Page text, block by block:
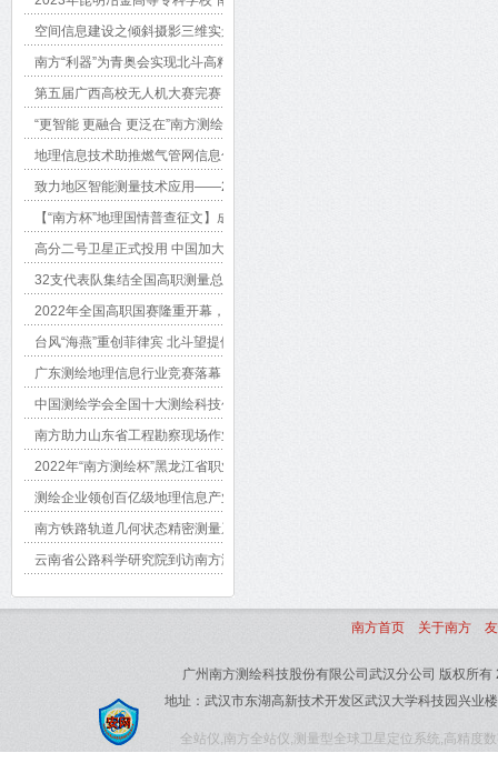
空间信息建设之倾斜摄影三维实景应用技术核心揭秘
南方“利器”为青奥会实现北斗高精度定位
第五届广西高校无人机大赛完赛，南方测绘3款软件大展身手
“更智能 更融合 更泛在”南方测绘2023青海用户大会
地理信息技术助推燃气管网信息化
致力地区智能测量技术应用——2020南方测绘用户地级会广东站圆满收
【“南方杯”地理国情普查征文】成如容易却艰辛
高分二号卫星正式投用 中国加大遥感卫星数据开放
32支代表队集结全国高职测量总决赛开幕式，1+X首考完成
2022年全国高职国赛隆重开幕，200余工程测量选手展开角逐
台风“海燕”重创菲律宾 北斗望提供减灾服务
广东测绘地理信息行业竞赛落幕，南方 SmartGIS Survey助参赛选手取得佳绩
中国测绘学会全国十大测绘科技创新人物评选结果公告
南方助力山东省工程勘察现场作业从业资格培训
2022年“南方测绘杯”黑龙江省职业院校技能大赛暨国赛选拔赛圆满结束
测绘企业领创百亿级地理信息产业园
南方铁路轨道几何状态精密测量系统获中国专利奖
云南省公路科学研究院到访南方测绘昆明分公司考察交流
南方首页 关于南方
广州南方测绘科技股份有限公司武汉分公司 版权所有
地址：武汉市东湖高新技术开发区武汉大学科技园兴业
全站仪,南方全站仪,测量型全球卫星定位系统,高精度